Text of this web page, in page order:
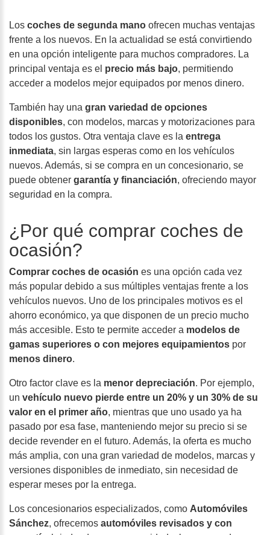
Los coches de segunda mano ofrecen muchas ventajas
frente a los nuevos. En la actualidad se está convirtiendo
en una opción inteligente para muchos compradores. La
principal ventaja es el precio más bajo, permitiendo
acceder a modelos mejor equipados por menos dinero.
También hay una gran variedad de opciones
disponibles, con modelos, marcas y motorizaciones para
todos los gustos. Otra ventaja clave es la entrega
inmediata, sin largas esperas como en los vehículos
nuevos. Además, si se compra en un concesionario, se
puede obtener garantía y financiación, ofreciendo mayor
seguridad en la compra.
¿Por qué comprar coches de
ocasión?
Comprar coches de ocasión es una opción cada vez
más popular debido a sus múltiples ventajas frente a los
vehículos nuevos. Uno de los principales motivos es el
ahorro económico, ya que disponen de un precio mucho
más accesible. Esto te permite acceder a modelos de
gamas superiores o con mejores equipamientos por
menos dinero.
Otro factor clave es la menor depreciación. Por ejemplo,
un vehículo nuevo pierde entre un 20% y un 30% de su
valor en el primer año, mientras que uno usado ya ha
pasado por esa fase, manteniendo mejor su precio si se
decide revender en el futuro. Además, la oferta es mucho
más amplia, con una gran variedad de modelos, marcas y
versiones disponibles de inmediato, sin necesidad de
esperar meses por la entrega.
Los concesionarios especializados, como Automóviles
Sánchez, ofrecemos automóviles revisados y con